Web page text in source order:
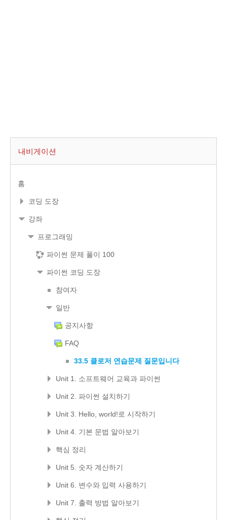
내비게이션
홈
코딩 도장
강좌
프로그래밍
파이썬 문제 풀이 100
파이썬 코딩 도장
참여자
일반
공지사항
FAQ
33.5 클로저 연습문제 질문입니다
Unit 1. 소프트웨어 교육과 파이썬
Unit 2. 파이썬 설치하기
Unit 3. Hello, world!로 시작하기
Unit 4. 기본 문법 알아보기
핵심 정리
Unit 5. 숫자 계산하기
Unit 6. 변수와 입력 사용하기
Unit 7. 출력 방법 알아보기